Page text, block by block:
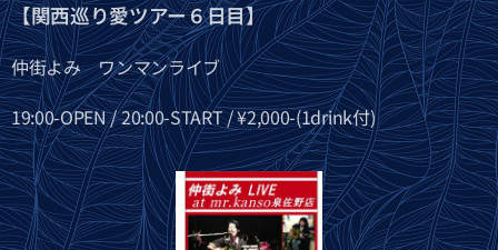
【関西巡り愛ツアー６日目】
仲街よみ ワンマンライブ
19:00-OPEN / 20:00-START / ¥2,000-(1drink付)